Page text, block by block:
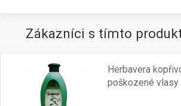
Zákazníci s tímto
Herbavera
poškozené vlasy